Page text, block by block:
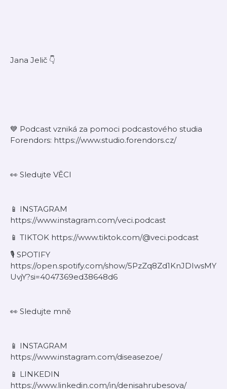
Jana Jelič 👇
💙 Podcast vzniká za pomoci podcastového studia
Forendors: ⁠https://www.studio.forendors.cz/⁠
👀 Sledujte VĚCI
⁠📱 INSTAGRAM
⁠https://www.instagram.com/veci.podcast⁠
⁠⁠📱 TIKTOK https://www.tiktok.com/@veci.podcast⁠
🎙️ SPOTIFY
https://open.spotify.com/show/5PzZq8Zd1KnJDIwsMY
UvjY?si=4047369ed38648d6
👀 Sledujte mně
⁠📱 INSTAGRAM
https://www.instagram.com/diseasezoe/
⁠📱 LINKEDIN
https://www.linkedin.com/in/denisahrubesova/